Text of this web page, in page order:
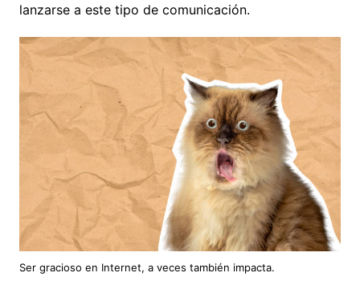
lanzarse a este tipo de comunicación.
Ser gracioso en Internet, a veces también impacta.